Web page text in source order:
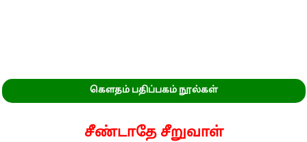
கௌதம் பதிப்பகம் நூல்கள்
சீண்டாதே சீறுவாள்